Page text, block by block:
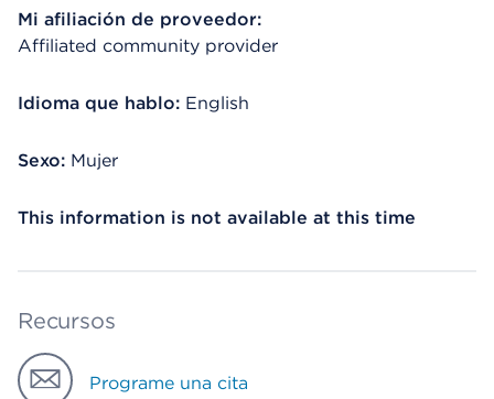
Mi afiliación de proveedor:
Affiliated community provider
Idioma que hablo: English
Sexo: Mujer
This information is not available at this time
Recursos
Programe una cita